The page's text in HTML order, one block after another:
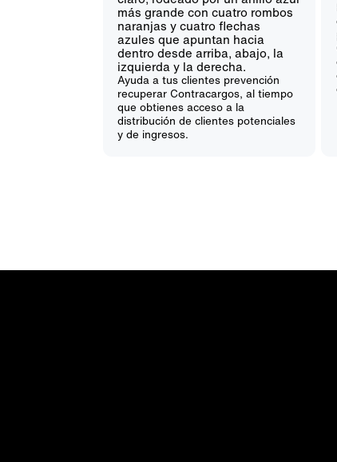
Ayuda a tus clientes prevención
recuperar Contracargos, al tiempo
que obtienes acceso a la
distribución de clientes potenciales
y de ingresos.